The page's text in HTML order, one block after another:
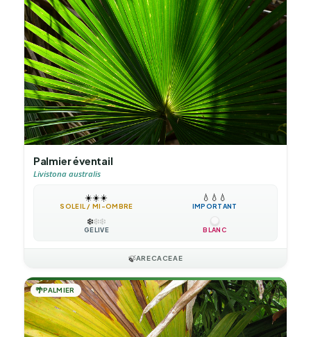
Palmier éventail
Livistona australis
☀️☀️☀️
SOLEIL / MI-OMBRE
💧 💧 💧
IMPORTANT
❄️❄️❄️
GÉLIVE BLANC
🍃ARECACEAE
🌴PALMIER